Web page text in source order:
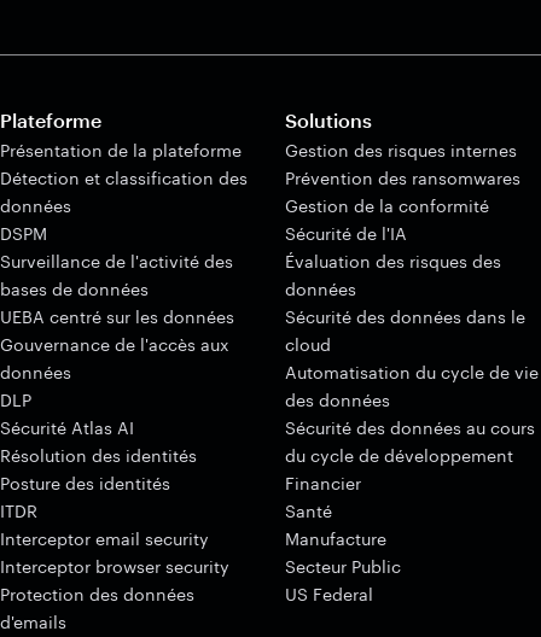
Plateforme
Présentation de la plateforme
Détection et classification des
données
DSPM
Surveillance de l'activité des
bases de données
UEBA centré sur les données
Gouvernance de l'accès aux
données
DLP
Sécurité Atlas AI
Résolution des identités
Posture des identités
ITDR
Interceptor email security
Interceptor browser security
Protection des données
d'emails
Solutions
Gestion des risques internes
Prévention des ransomwares
Gestion de la conformité
Sécurité de l'IA
Évaluation des risques des
données
Sécurité des données dans le
cloud
Automatisation du cycle de vie
des données
Sécurité des données au cours
du cycle de développement
Financier
Santé
Manufacture
Secteur Public
US Federal